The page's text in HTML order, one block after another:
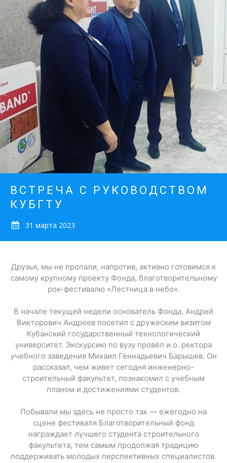
ВСТРЕЧА С РУКОВОДСТВОМ
КУБГТУ
31 марта 2023
Друзья, мы не пропали, напротив, активно готовимся к
самому крупному проекту Фонда, благотворительному
рок-фестивалю «Лестница в небо».
В начале текущей недели основатель Фонда, Андрей
Викторович Андреев посетил с дружеским визитом
Кубанский государственный технологический
университет. Экскурсию по вузу провёл и.о. ректора
учебного заведения Михаил Геннадьевич Барышев. Он
рассказал, чем живет сегодня инженерно-
строительный факультет, познакомил с учебным
планом и достижениями студентов.
Побывали мы здесь не просто так — ежегодно на
сцене фестиваля Благотворительный фонд
награждает лучшего студента строительного
факультета, тем самым продолжая традицию
поддерживать молодых перспективных специалистов.